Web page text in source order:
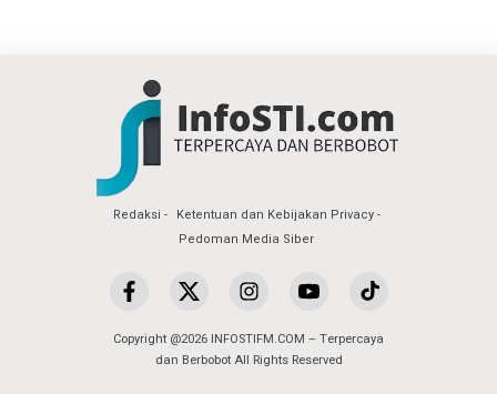
Redaksi
Ketentuan dan Kebijakan Privacy
Pedoman Media Siber
Copyright @2026 INFOSTIFM.COM – Terpercaya
dan Berbobot All Rights Reserved